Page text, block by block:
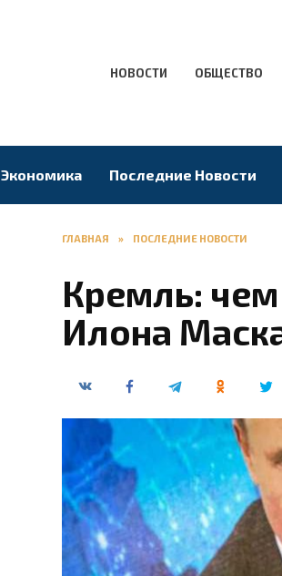
НОВОСТИ ОБЩЕСТВО
Экономика Последние Новости
ГЛАВНАЯ » ПОСЛЕДНИЕ НОВОСТИ
Кремль:
Илона